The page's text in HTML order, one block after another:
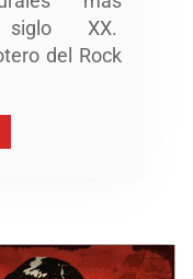
siglo XX.
del Rock